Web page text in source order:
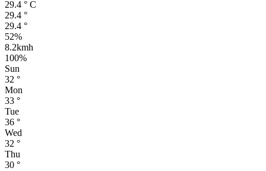
29.4 ° C
29.4 °
29.4 °
52%
8.2kmh
100%
Sun
32 °
Mon
33 °
Tue
36 °
Wed
32 °
Thu
30 °